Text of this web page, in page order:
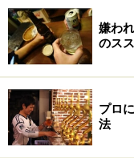
この価格になって
しょうか？
Elderberry Northwest
嫌わ
のス
プロ
法